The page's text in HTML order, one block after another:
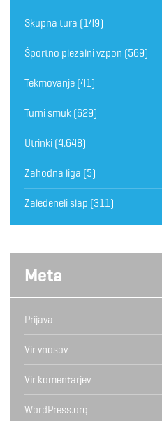
Skupna tura (149)
Športno plezalni vzpon (569)
Tekmovanje (41)
Turni smuk (629)
Utrinki (4.648)
Zahodna liga (5)
Zaledeneli slap (311)
Meta
Prijava
Vir vnosov
Vir komentarjev
WordPress.org